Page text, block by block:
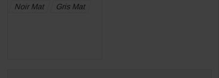
Noir Mat Gris Mat